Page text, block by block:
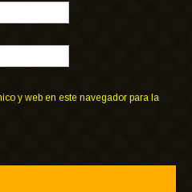
y web en este navegador para la